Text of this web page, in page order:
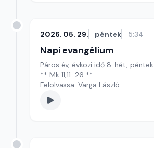
2026. 05. 29. péntek 5:34
Napi evangélium
Páros év, évközi idő 8. hét, péntek
** Mk 11,11-26 **
Felolvassa: Varga László